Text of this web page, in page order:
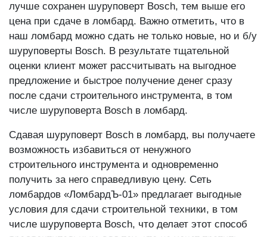
лучше сохранен шуруповерт Bosch, тем выше его
цена при сдаче в ломбард. Важно отметить, что в
наш ломбард можно сдать не только новые, но и б/у
шуруповерты Bosch. В результате тщательной
оценки клиент может рассчитывать на выгодное
предложение и быстрое получение денег сразу
после сдачи строительного инструмента, в том
числе шуруповерта Bosch в ломбард.
Сдавая шуруповерт Bosch в ломбард, вы получаете
возможность избавиться от ненужного
строительного инструмента и одновременно
получить за него справедливую цену. Сеть
ломбардов «ЛомбардЪ-01» предлагает выгодные
условия для сдачи строительной техники, в том
числе шуруповерта Bosch, что делает этот способ